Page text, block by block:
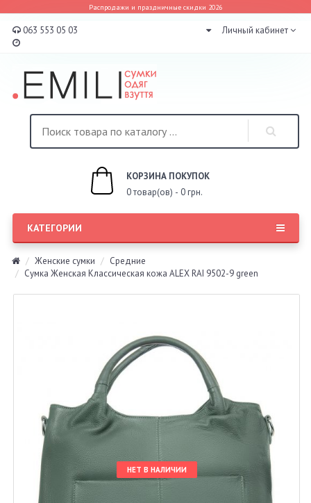
Распродажи и праздничные скидки 2026
063 553 05 03 Личный кабинет
КОРЗИНА ПОКУПОК
0 товар(ов) - 0 грн.
КАТЕГОРИИ
Женские сумки
Средние
Сумка Женская Классическая кожа ALEX RAI 9502-9 green
НЕТ В НАЛИЧИИ